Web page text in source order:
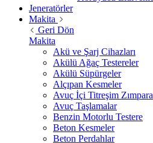
Jeneratörler
Makita
Geri Dön
Makita
Akü ve Şarj Cihazları
Akülü Ağaç Testereler
Akülü Süpürgeler
Alçıpan Kesmeler
Avuç İçi Titreşim Zımpara
Avuç Taşlamalar
Benzin Motorlu Testere
Beton Kesmeler
Beton Perdahlar